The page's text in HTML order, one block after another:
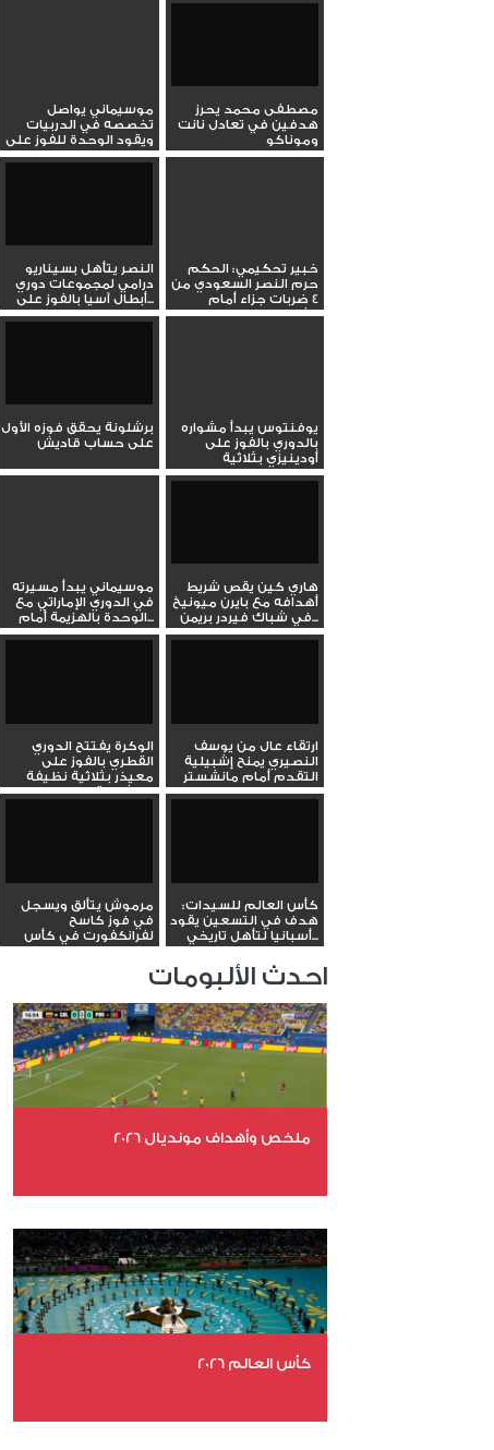
مصطفى محمد يحرز
هدفين في تعادل نانت
وموناكو
موسيماني يواصل
تخصصه في الدربيات
ويقود الوحدة للفوز على
الجزيرة في...
خبير تحكيمي: الحكم
حرم النصر السعودي من
4 ضربات جزاء أمام
شباب...
النصر يتأهل بسيناريو
درامي لمجموعات دوري
أبطال آسيا بالفوز على...
يوفنتوس يبدأ مشواره
بالدوري بالفوز على
أودينيزي بثلاثية
برشلونة يحقق فوزه الأول
على حساب قاديش
هاري كين يقص شريط
أهدافه مع بايرن ميونيخ
في شباك فيردر بريمن...
موسيماني يبدأ مسيرته
في الدوري الإماراتي مع
الوحدة بالهزيمة أمام...
ارتقاء عال من يوسف
النصيري يمنح إشبيلية
التقدم أمام مانشستر
سيتي...
الوكرة يفتتح الدوري
القطري بالفوز على
معيذر بثلاثية نظيفة
بمشاركة...
كأس العالم للسيدات:
هدف في التسعين يقود
أسبانيا لتأهل تاريخي...
مرموش يتألق ويسجل
في فوز كاسح
لفرانكفورت في كأس
احدث الألبومات
ملخص وأهداف مونديال 2026
عدد المشاهدات 4996
كأس العالم 2026